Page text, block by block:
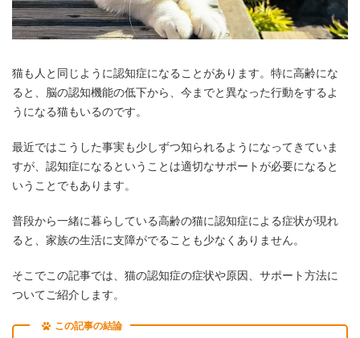
猫も人と同じように認知症になることがあります。特に高齢にな
ると、脳の認知機能の低下から、今までと異なった行動をするよ
うになる猫もいるのです。
最近ではこうした事実も少しずつ知られるようになってきていま
すが、認知症になるということは適切なサポートが必要になると
いうことでもあります。
普段から一緒に暮らしている高齢の猫に認知症による症状が現れ
ると、家族の生活に支障がでることも少なくありません。
そこでこの記事では、猫の認知症の症状や原因、サポート方法に
ついてご紹介します。
この記事の結論